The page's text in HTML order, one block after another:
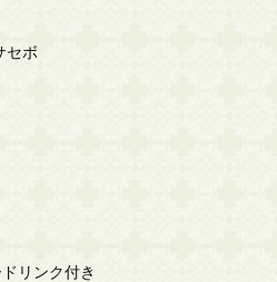
セボ
リンク付き